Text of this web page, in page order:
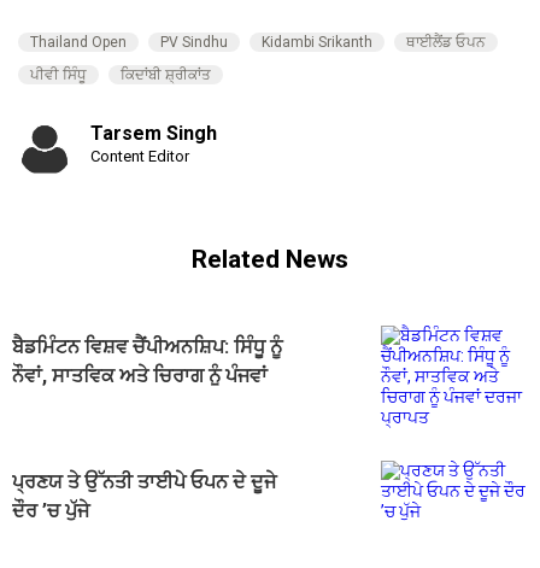
Thailand Open PV Sindhu Kidambi Srikanth
ਥਾਈਲੈਂਡ ਓਪਨ
ਪੀਵੀ ਸਿੰਧੂ
ਕਿਦਾਂਬੀ ਸ਼੍ਰੀਕਾਂਤ
Tarsem Singh
Content Editor
Related News
ਬੈਡਮਿੰਟਨ ਵਿਸ਼ਵ ਚੈਂਪੀਅਨਸ਼ਿਪ: ਸਿੰਧੂ ਨੂੰ
ਨੌਵਾਂ, ਸਾਤਵਿਕ ਅਤੇ ਚਿਰਾਗ ਨੂੰ ਪੰਜਵਾਂ
ਪ੍ਰਣਯ ਤੇ ਉੱਨਤੀ ਤਾਈਪੇ ਓਪਨ ਦੇ ਦੂਜੇ
ਦੌਰ ’ਚ ਪੁੱਜੇ